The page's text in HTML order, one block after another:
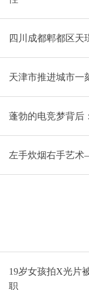
四川成都郫都区天
天津市推进城市一
蓬勃的电竞梦背后
左手炊烟右手艺
19岁女孩拍X光片
职